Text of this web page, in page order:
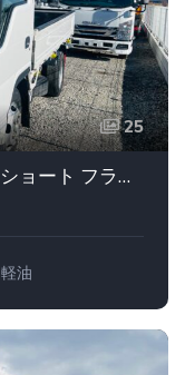
25
H.27(2015)年 いすゞ エルフ 2.0 ショート フラットロー ヒラボディ カスタム ホワイト 走行138,418km
軽油